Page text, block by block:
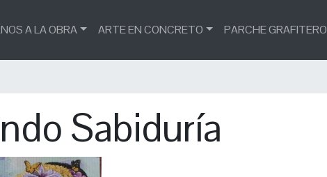
A LA OBRA ARTE EN CONCRETO PARCHE GRAFITERO
Sabiduría